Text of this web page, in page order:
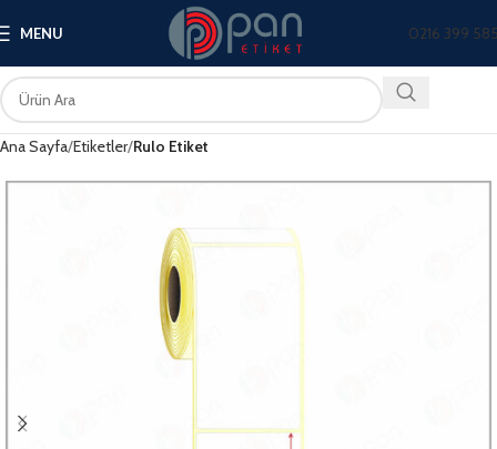
MENU 0216 399
Ana Sayfa Etiketler Rulo Etiket